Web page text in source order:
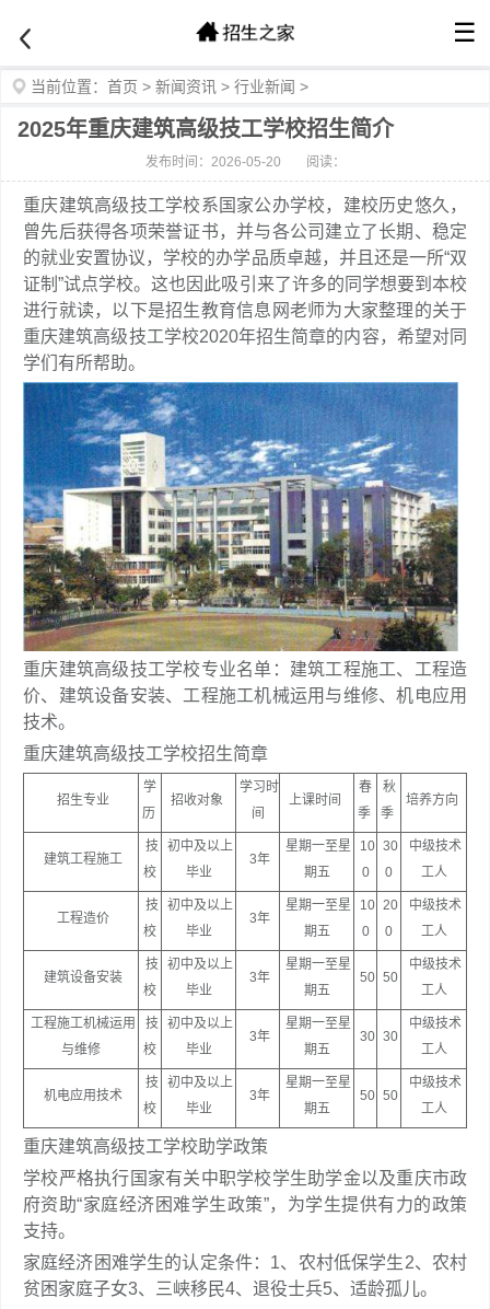
☰
当前位置： 首页 > 新闻资讯 > 行业新闻 >
2025年重庆建筑高级技工学校招生简介
发布时间：2026-05-20 阅读：
重庆建筑高级技工学校系国家公办学校，建校历史悠久，
曾先后获得各项荣誉证书，并与各公司建立了长期、稳定
的就业安置协议，学校的办学品质卓越，并且还是一所“双
证制”试点学校。这也因此吸引来了许多的同学想要到本校
进行就读，以下是招生教育信息网老师为大家整理的关于
重庆建筑高级技工学校2020年招生简章的内容，希望对同
学们有所帮助。
重庆建筑高级技工学校专业名单：建筑工程施工、工程造
价、建筑设备安装、工程施工机械运用与维修、机电应用
技术。
重庆建筑高级技工学校招生简章
招生专业
学
历
招收对象
学习时
间
上课时间
春
季
秋
季
培养方向
建筑工程施工
技
校
初中及以上
毕业
3年
星期一至星
期五
10
0
30
0
中级技术
工人
工程造价
技
校
初中及以上
毕业
3年
星期一至星
期五
10
0
20
0
中级技术
工人
建筑设备安装
技
校
初中及以上
毕业
3年
星期一至星
期五
50 50
中级技术
工人
工程施工机械运用
与维修
技
校
初中及以上
毕业
3年
星期一至星
期五
30 30
中级技术
工人
机电应用技术
技
校
初中及以上
毕业
3年
星期一至星
期五
50 50
中级技术
工人
重庆建筑高级技工学校助学政策
学校严格执行国家有关中职学校学生助学金以及重庆市政
府资助“家庭经济困难学生政策”，为学生提供有力的政策
支持。
家庭经济困难学生的认定条件：1、农村低保学生2、农村
贫困家庭子女3、三峡移民4、退役士兵5、适龄孤儿。